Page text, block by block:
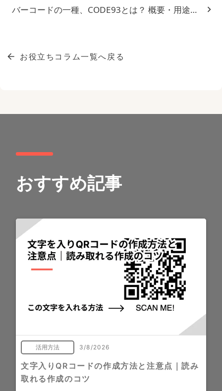
バーコードの一種、CODE93とは？ 概要・用途・特徴
お役立ちコラム一覧へ戻る
おすすめ記事
活用方法 3/8/2026
文字入りQRコードの作成方法と注意点｜読み
取れる作成のコツ